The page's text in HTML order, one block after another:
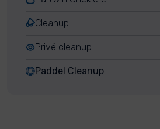
Cleanup
Privé cleanup
Paddel Cleanup